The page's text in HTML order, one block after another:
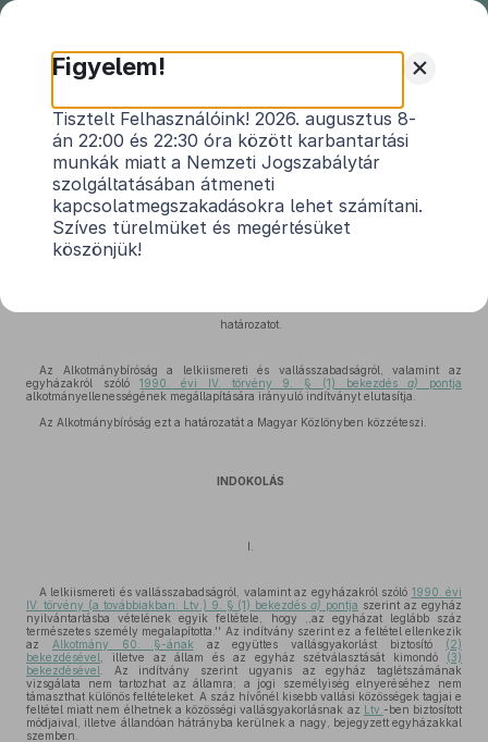
8/1993. (II. 27.) AB határozat1
Hatályos: 1993. 02. 27. – 2013. 03. 31.
A MAGYAR KÖZTÁRSASÁG NEVÉBEN!
határozatot.
Az Alkotmánybíróság a lelkiismereti és vallásszabadságról, valamint az
egyházakról szóló1990. évi IV. törvény 9. § (1) bekezdésa)
pontja
alkotmányellenességének megállapítására irányuló indítványt elutasítja.
Az Alkotmánybíróság ezt a határozatát a Magyar Közlönyben közzéteszi.
INDOKOLÁS
I.
A lelkiismereti és vallásszabadságról, valamint az egyházakról szóló 1990. évi
IV. törvény (a továbbiakban: Ltv.) 9. § (1) bekezdésa) pontja szerint az egyház
nyilvántartásba vételének egyik feltétele, hogy ,,az egyházat leglább száz
természetes személy megalapította.'' Az indítvány szerint ez a feltétel ellenkezik
az Alkotmány 60. §-ának az együttes vallásgyakorlást biztosító (2)
bekezdésével , illetve az állam és az egyház szétválasztását kimondó (3)
bekezdésével . Az indítvány szerint ugyanis az egyház taglétszámának
vizsgálata nem tartozhat az államra; a jogi személyiség elnyeréséhez nem
támaszthat különös feltételeket. A száz hívőnél kisebb vallási közösségek tagjai e
feltétel miatt nem élhetnek a közösségi vallásgyakorlásnak az Ltv. -ben biztosított
módjaival, illetve állandóan hátrányba kerülnek a nagy, bejegyzett egyházakkal
szemben.
+
Figyelem!
Tisztelt Felhasználóink! 2026. augusztus 8-
án 22:00 és 22:30 óra között karbantartási
munkák miatt a Nemzeti Jogszabálytár
szolgáltatásában átmeneti
kapcsolatmegszakadásokra lehet számítani.
Szíves türelmüket és megértésüket
köszönjük!